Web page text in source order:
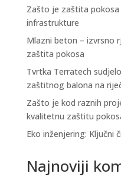
Zašto je zaštita
infrastrukture
Mlazni beton – izvrsno
zaštita pokosa
Tvrtka Terratech
zaštitnog balona na
Zašto je kod raznih
kvalitetnu zaštitu
Eko inženjering: Ključni
Najnoviji